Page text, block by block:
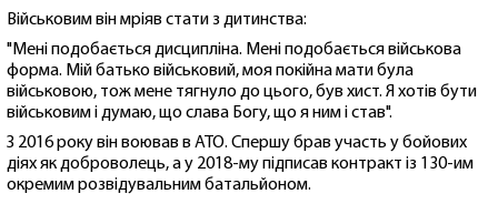
Військовим він мріяв стати з дитинства:
"Мені подобається дисципліна. Мені подобається військова
форма. Мій батько військовий, моя покійна мати була
військовою, тож мене тягнуло до цього, був хист. Я хотів бути
військовим і думаю, що слава Богу, що я ним і став".
З 2016 року він воював в АТО. Спершу брав участь у бойових
діях як доброволець, а у 2018-му підписав контракт із 130-им
окремим розвідувальним батальйоном.